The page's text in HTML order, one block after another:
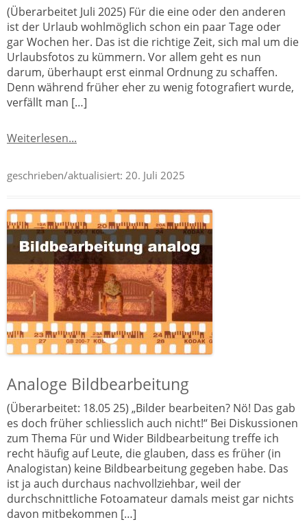
(Überarbeitet Juli 2025) Für die eine oder den anderen
ist der Urlaub wohlmöglich schon ein paar Tage oder
gar Wochen her. Das ist die richtige Zeit, sich mal um die
Urlaubsfotos zu kümmern. Vor allem geht es nun
darum, überhaupt erst einmal Ordnung zu schaffen.
Denn während früher eher zu wenig fotografiert wurde,
verfällt man […]
Weiterlesen...
geschrieben/aktualisiert: 20. Juli 2025
Analoge Bildbearbeitung
(Überarbeitet: 18.05 25) „Bilder bearbeiten? Nö! Das gab
es doch früher schliesslich auch nicht!“ Bei Diskussionen
zum Thema Für und Wider Bildbearbeitung treffe ich
recht häufig auf Leute, die glauben, dass es früher (in
Analogistan) keine Bildbearbeitung gegeben habe. Das
ist ja auch durchaus nachvollziehbar, weil der
durchschnittliche Fotoamateur damals meist gar nichts
davon mitbekommen […]